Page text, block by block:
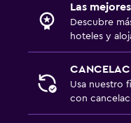
Las
Descubre
hoteles y
Usa nuestro
con